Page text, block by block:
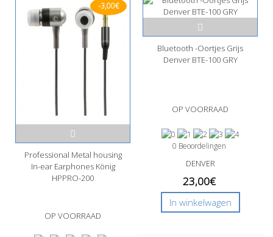
-3,00€
Professional Metal housing
In-ear Earphones König
HPPRO-200
OP VOORRAAD
Bluetooth -Oortjes Grijs
Denver BTE-100 GRY
OP VOORRAAD
0 Beoordelingen
DENVER
23,00€
In winkelwagen